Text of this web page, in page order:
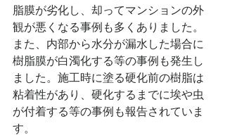
脂膜が劣化し、却ってマンションの外
観が悪くなる事例も多くありました。
また、内部から水分が漏水した場合に
樹脂膜が白濁化する等の事例も発生し
ました。施工時に塗る硬化前の樹脂は
粘着性があり、硬化するまでに埃や虫
が付着する等の事例も報告されていま
す。